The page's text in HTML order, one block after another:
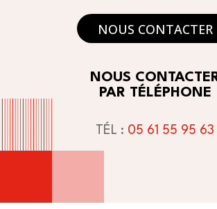
NOUS CONTACTER
NOUS
PAR TÉLÉPHONE
TÉL : 05 61 55 95 63